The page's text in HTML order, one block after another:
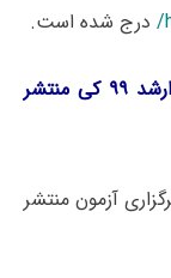
درج شده است.
۸. کارت شرکت در جلسه آزمون کارشناسی ارشد ۹۹ کی منتشر
آزمون منتشر